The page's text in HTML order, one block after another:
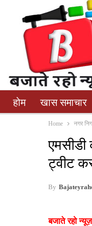
होम खास समाचार
Home नगर
ट्वीट
By
बजाते रहो न्यूज़